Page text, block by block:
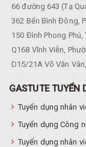
66 đường 643 (Tạ
362 Bến Bình Đông,
150 Đình Phong Phú,
Q168 Vĩnh Viễn,
D15/21A Võ Văn
GASTUTE TUYỂN
Tuyển dụng nhân
Tuyển dụng Công
Tuyển dụng nhân